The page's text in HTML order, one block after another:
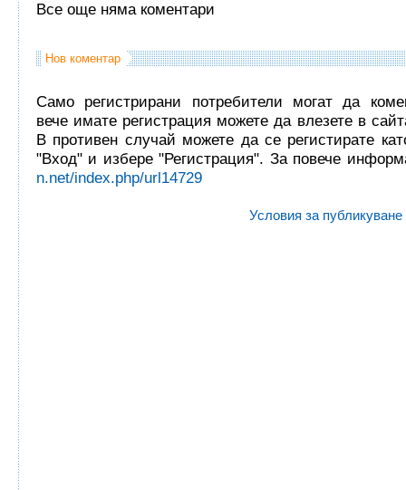
Все още няма коментари
Нов коментар
Само регистрирани потребители могат да
вече имате регистрация можете да влезете в
В противен случай можете да се регистирате
"Вход" и избере "Регистрация". За повече
n.net/index.php/url14729
Условия за